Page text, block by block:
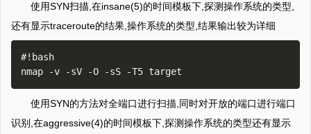
使用SYN扫描,在insane(5)的时间模板下,探测操作系统的类型,
还有显示traceroute的结果,操作系统的类型,结果输出较为详细
#!bash
使用SYN的方法对全端口进行扫描,同时对开放的端口进行端口
识别,在aggressive(4)的时间模板下,探测操作系统的类型还有显示